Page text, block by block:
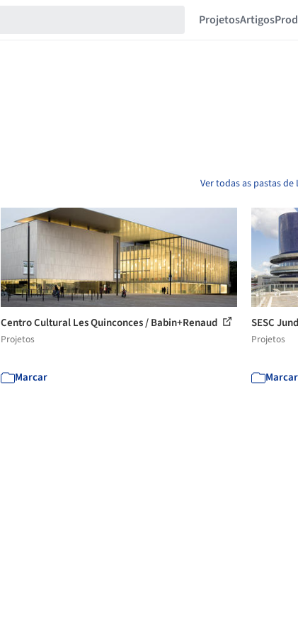
ProjetosArtigos
Ver todas as pastas de
Centro Cultural Les Quinconces / Babin+Renaud
Projetos
Marcar
SESC
Projetos
Marcar